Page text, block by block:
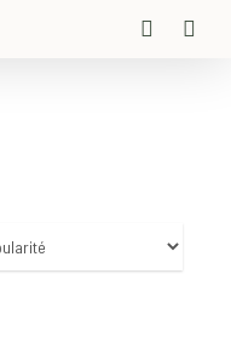
Close